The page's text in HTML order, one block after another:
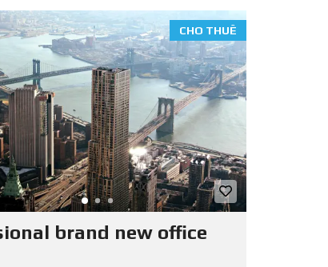
CHO THUÊ
brand new office